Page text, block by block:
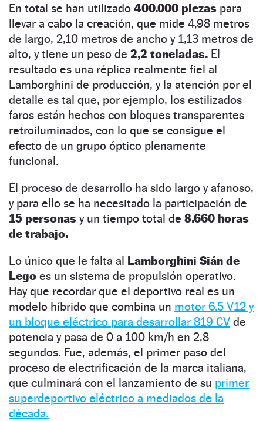
En total se han utilizado 400.000 piezas para
llevar a cabo la creación, que mide 4,98 metros
de largo, 2,10 metros de ancho y 1,13 metros de
alto, y tiene un peso de 2,2 toneladas. El
resultado es una réplica realmente fiel al
Lamborghini de producción, y la atención por el
detalle es tal que, por ejemplo, los estilizados
faros están hechos con bloques transparentes
retroiluminados, con lo que se consigue el
efecto de un grupo óptico plenamente
funcional.
El proceso de desarrollo ha sido largo y afanoso,
y para ello se ha necesitado la participación de
15 personas y un tiempo total de 8.660 horas
de trabajo.
Lo único que le falta al Lamborghini Sián de
Lego es un sistema de propulsión operativo.
Hay que recordar que el deportivo real es un
modelo híbrido que combina un motor 6.5 V12 y
un bloque eléctrico para desarrollar 819 CV de
potencia y pasa de 0 a 100 km/h en 2,8
segundos. Fue, además, el primer paso del
proceso de electrificación de la marca italiana,
que culminará con el lanzamiento de su primer
superdeportivo eléctrico a mediados de la
década.